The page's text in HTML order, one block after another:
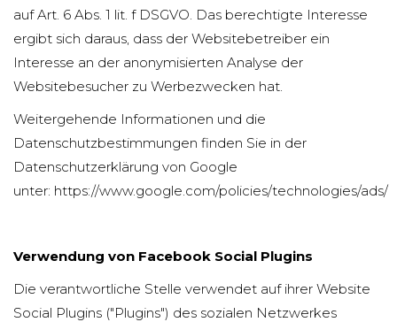
auf Art. 6 Abs. 1 lit. f DSGVO. Das berechtigte Interesse
ergibt sich daraus, dass der Websitebetreiber ein
Interesse an der anonymisierten Analyse der
Websitebesucher zu Werbezwecken hat.
Weitergehende Informationen und die
Datenschutzbestimmungen finden Sie in der
Datenschutzerklärung von Google
unter: https://www.google.com/policies/technologies/ads/
Verwendung von Facebook Social Plugins
Die verantwortliche Stelle verwendet auf ihrer Website
Social Plugins ("Plugins") des sozialen Netzwerkes